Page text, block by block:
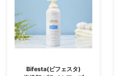
Bifesta(ビフェスタ)